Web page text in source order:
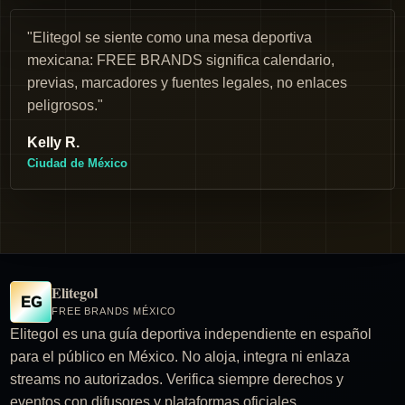
"Elitegol se siente como una mesa deportiva
mexicana: FREE BRANDS significa calendario,
previas, marcadores y fuentes legales, no enlaces
peligrosos."
Kelly R.
Ciudad de México
EG Elitegol
FREE BRANDS MÉXICO
Elitegol es una guía deportiva independiente en español
para el público en México. No aloja, integra ni enlaza
streams no autorizados. Verifica siempre derechos y
eventos con difusores y plataformas oficiales.